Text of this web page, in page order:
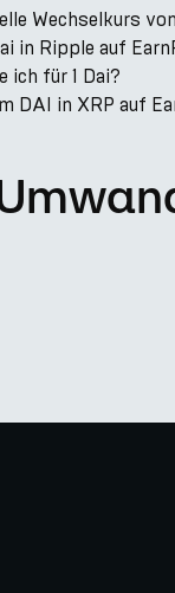
Wechselkurs
in Ripple auf
ich für 1 Dai?
DAI in XRP auf